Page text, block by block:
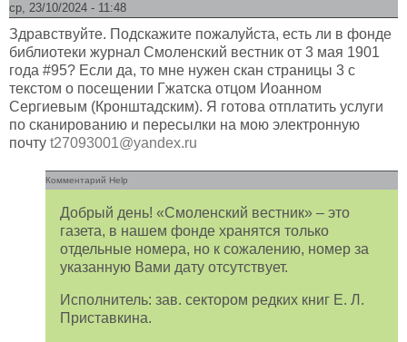
ср, 23/10/2024 - 11:48
Здравствуйте. Подскажите пожалуйста, есть ли в фонде
библиотеки журнал Смоленский вестник от 3 мая 1901
года #95? Если да, то мне нужен скан страницы 3 с
текстом о посещении Гжатска отцом Иоанном
Сергиевым (Кронштадским). Я готова отплатить услуги
по сканированию и пересылки на мою электронную
почту t27093001@yandex.ru
Комментарий Help
Добрый день! «Смоленский вестник» – это
газета, в нашем фонде хранятся только
отдельные номера, но к сожалению, номер за
указанную Вами дату отсутствует.
Исполнитель: зав. сектором редких книг Е. Л.
Приставкина.